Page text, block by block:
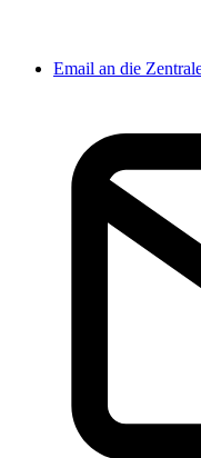
Email an die